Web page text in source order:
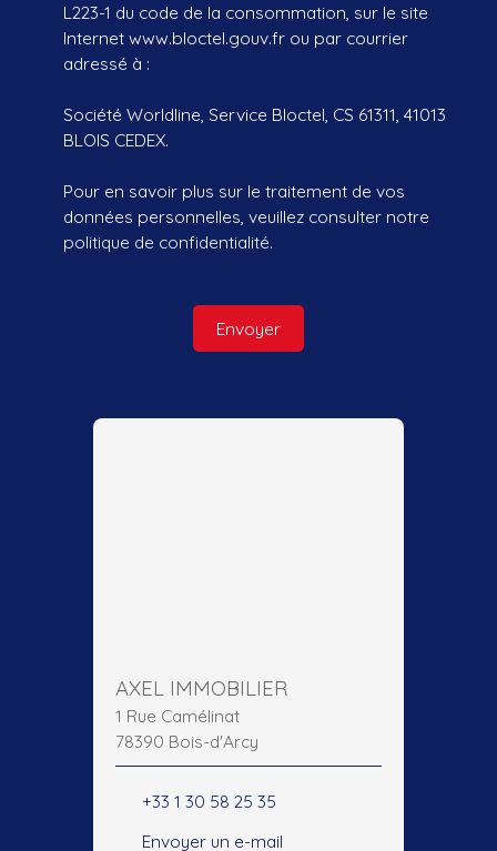
L223-1 du code de la consommation, sur le site
Internet www.bloctel.gouv.fr ou par courrier
adressé à :
Société Worldline, Service Bloctel, CS 61311, 41013
BLOIS CEDEX.
Pour en savoir plus sur le traitement de vos
données personnelles, veuillez consulter notre
politique de confidentialité.
Envoyer
AXEL IMMOBILIER
1 Rue Camélinat
78390 Bois-d'Arcy
+33 1 30 58 25 35
Envoyer un e-mail